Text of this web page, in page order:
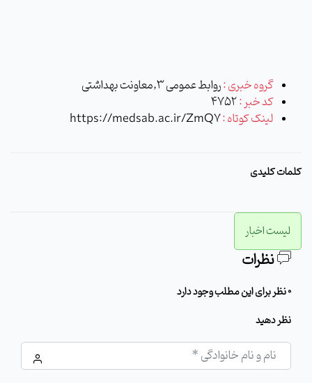
گروه خبری :روابط عمومی 3,معاونت بهداشتی
کد خبر :4752
لینک کوتاه :https://medsab.ac.ir/ZmQ7
کلمات کلیدی
لیست اخبار
نظرات
0 نظر برای این مطلب وجود دارد
نظر دهید